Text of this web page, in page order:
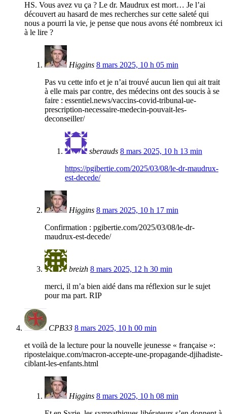
HS. Vous avez vu ça ? Le dr. Maudrux est mort… Je l’ai
découvert au hasard de mes recherches sur cette saleté qui
nous a pourri la vie, je pense que nous avons été nombreux ici
à le lire ?
Higgins 8 mars 2025, 10 h 05 min
Pas vu cette info et je n’ai trouvé aucun lien qui ait trait
à elle mais par contre, des médecins ont des soucis à se
faire : essentiel.news/vaccins-covid-tribunal-ue-
prescription-necessaire-medecin-pouvait-les-
deconseiller/
sberauds 8 mars 2025, 10 h 13 min
https://pgibertie.com/2025/03/08/le-dr-maudrux-
est-decede/
Higgins 8 mars 2025, 10 h 17 min
Confirmation : pgibertie.com/2025/03/08/le-dr-
maudrux-est-decede/
breizh 8 mars 2025, 12 h 30 min
merci, il m’a bien aidé dans ma réflexion sur le sujet
pour ma part. RIP
CPB33 8 mars 2025, 10 h 00 min
et voilà de la lecture pour la nouvelle jeunesse « française »:
ripostelaique.com/macron-accepte-une-propagande-djihadiste-
ciblant-les-enfants.html
Higgins 8 mars 2025, 10 h 08 min